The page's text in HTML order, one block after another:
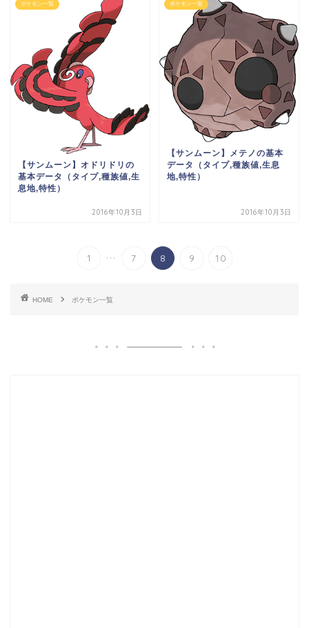
ポケモン一覧
【サンムーン】オドリドリの
基本データ（タイプ,種族値,生
息地,特性）
2016年10月3日
ポケモン一覧
【サンムーン】メテノの基本
データ（タイプ,種族値,生息
地,特性）
2016年10月3日
1 ... 7 8 9 10
HOME ポケモン一覧